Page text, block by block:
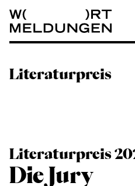
Wortmeldungen
Literaturpreis
Literaturpreis
Die Jury